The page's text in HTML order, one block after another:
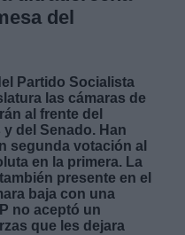
del
Partido Socialista
las cámaras de
al frente del
del Senado. Han
segunda votación al
en la primera. La
presente en el
baja con una
no aceptó un
que les dejara